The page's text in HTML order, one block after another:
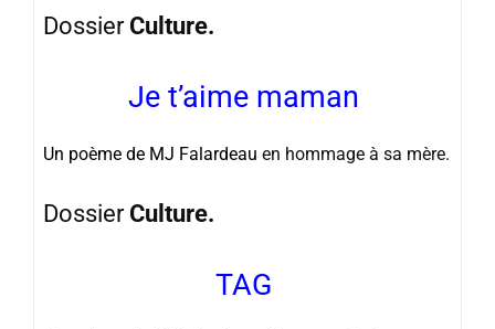
Dossier Culture.
Je t’aime maman
Un poème de MJ Falardeau en hommage à sa mère.
Dossier Culture.
TAG